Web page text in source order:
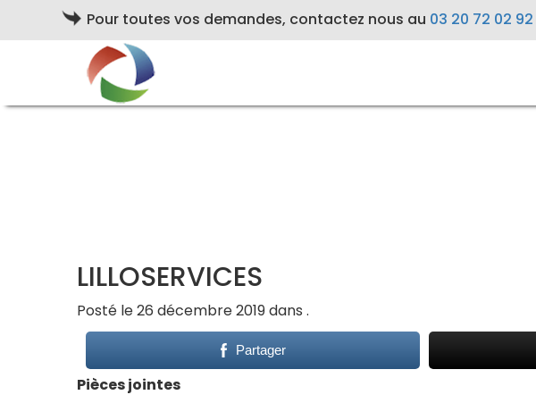
Pour toutes vos demandes, contactez nous au 03 20 72 02 92
LILLOSERVICES
Posté le 26 décembre 2019 dans .
Partager
Pièces jointes